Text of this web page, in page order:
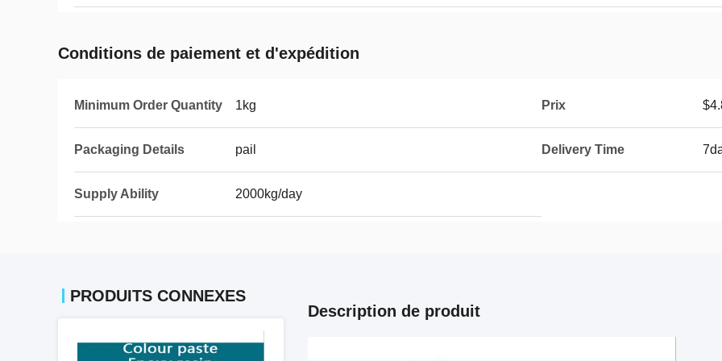
Conditions de paiement et d'expédition
Minimum Order Quantity 1kg Prix
Packaging Details pail Delivery Time
Supply Ability 2000kg/day
PRODUITS CONNEXES
Description de produit